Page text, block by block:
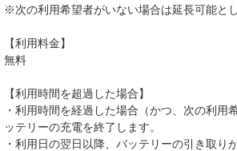
※次の利用希望者がいない場合は延長可能とし
【利用料金】
無料
【利用時間を超過した場合】
・利用時間を経過した場合（かつ、次の利用
ッテリーの充電を終了します。
・利用日の翌日以降、バッテリーの引き取り